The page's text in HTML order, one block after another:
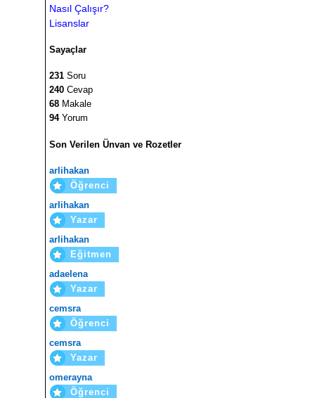
Nasıl Çalışır?
Lisanslar
Sayaçlar
231 Soru
240 Cevap
68 Makale
94Yorum
Son Verilen Ünvan ve Rozetler
arlihakan
Öğrenci
arlihakan
Yazar
arlihakan
Eğitmen
adaelena
Yazar
cemsra
Öğrenci
cemsra
Yazar
omerayna
Öğrenci